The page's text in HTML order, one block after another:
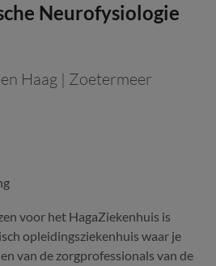
Neurofysiologie
Haag | Zoetermeer
voor het HagaZiekenhuis is
opleidingsziekenhuis waar je
van de zorgprofessionals van de